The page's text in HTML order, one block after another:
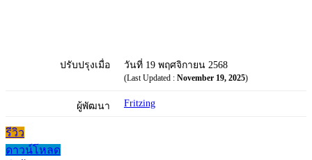
ปรับปรุงเมื่อ วันที่ 19 พฤศจิกายน 2568
(Last Updated : November 19, 2025)
ผู้พัฒนา Fritzing
รีวิว
ดาวน์โหลด